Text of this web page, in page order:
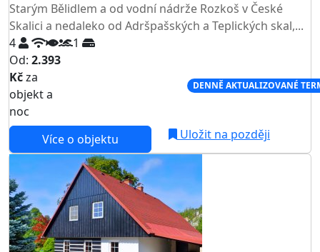
Starým Bělidlem a od vodní nádrže Rozkoš v České
Skalici a nedaleko od Adršpašských a Teplických skal,...
4
1
Od: 2.393
Kčza
objekt a
noc
DENNĚ AKTUALIZOVANÉ
Více o objektu Uložit na později